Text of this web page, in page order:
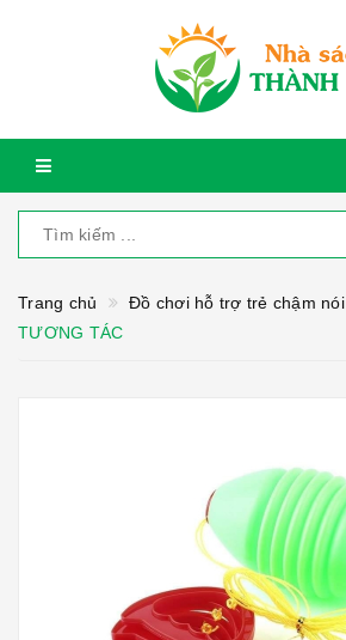
Trang chủ Đồ chơi hỗ trợ trẻ chậm nói
TƯƠNG TÁC